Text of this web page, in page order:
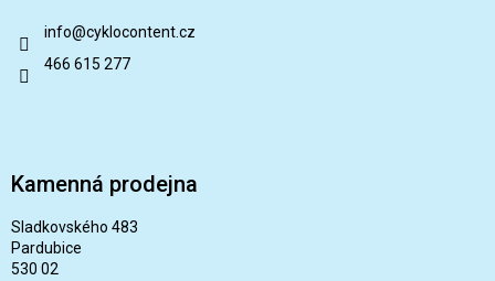
info@cyklocontent.cz
466 615 277
Kamenná prodejna
Sladkovského 483
Pardubice
530 02